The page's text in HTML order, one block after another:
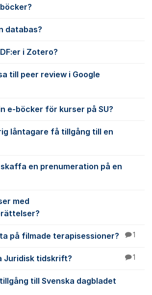
databas?
i Zotero?
till peer review i Google
e-böcker för kurser på SU?
låntagare få tillgång till en
en prenumeration på en
med
på filmade terapisessioner? 1
Juridisk tidskrift? 1
till Svenska dagbladet